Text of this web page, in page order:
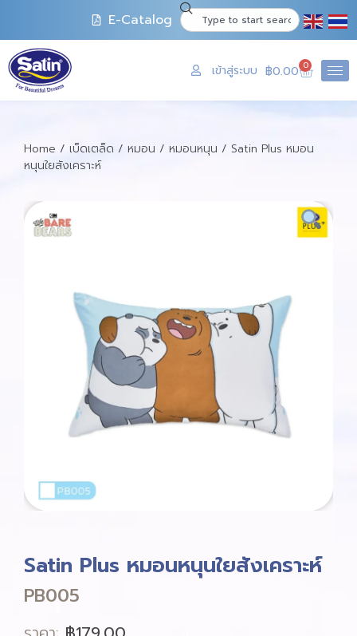
E-Catalog
เข้าสู่ระบบ ฿0.00 0
Home / เบ็ดเตล็ด / หมอน / หมอนหนุน / Satin Plus หมอน
หนุนใยสังเคราะห์
Satin Plus หมอนหนุนใยสังเคราะห์
PB005